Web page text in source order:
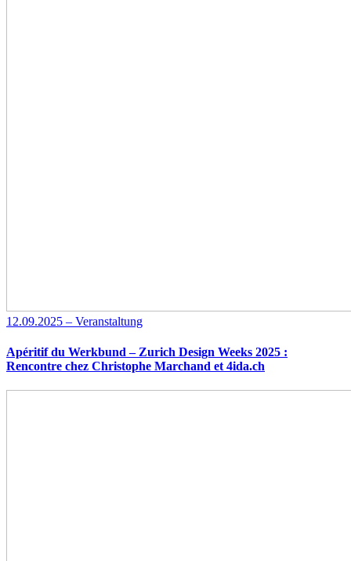
12.09.2025 – Veranstaltung
Apéritif du Werkbund – Zurich Design Weeks 2025 :
Rencontre chez Christophe Marchand et 4ida.ch